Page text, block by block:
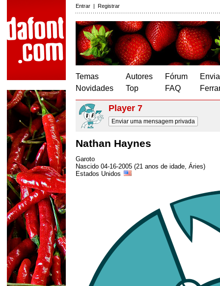
Entrar | Registrar
Temas
Novidades
Autores
Top
Fórum
FAQ
Player 7
Enviar uma mensagem privada
Nathan Haynes
Garoto
Nascido 04-16-2005 (21 anos de idade, Áries)
Estados Unidos